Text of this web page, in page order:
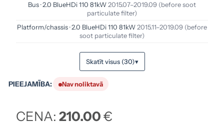
Bus · 2.0 BlueHDi 110 81kW2015.07–2019.09 (before soot
particulate filter)
Platform/chassis · 2.0 BlueHDi 110 81kW2015.11–2019.09 (before
soot particulate filter)
Skatīt visus (30)▾
PIEEJAMĪBA: Nav noliktavā
CENA:210.00€